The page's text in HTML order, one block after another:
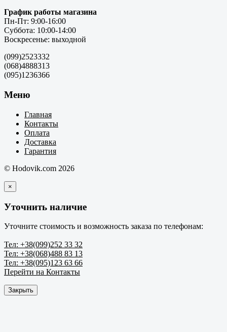
График работы магазина
Пн-Пт: 9:00-16:00
Суббота: 10:00-14:00
Воскресенье: выходной
(099)2523332
(068)4888313
(095)1236366
Меню
Главная
Контакты
Оплата
Доставка
Гарантия
© Hodovik.com 2026
×
Уточнить наличие
Уточните стоимость и возможность заказа по телефонам:
Тел: +38(099)252 33 32
Тел: +38(068)488 83 13
Тел: +38(095)123 63 66
Перейти на Контакты
Закрыть